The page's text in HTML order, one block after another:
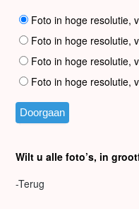
Foto in hoge resolutie,
Foto in hoge resolutie,
Foto in hoge resolutie,
Foto in hoge resolutie,
Wilt u alle foto’s, in
-Terug